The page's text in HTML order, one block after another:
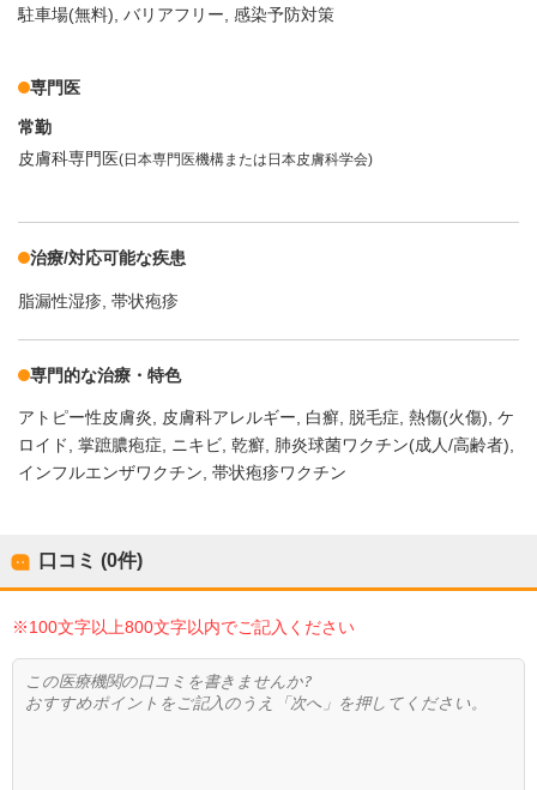
駐車場(無料) バリアフリー 感染予防対策
専門医
常勤
皮膚科専門医(日本専門医機構または日本皮膚科学会)
治療/対応可能な疾患
脂漏性湿疹 帯状疱疹
専門的な治療・特色
アトピー性皮膚炎 皮膚科アレルギー 白癬 脱毛症 熱傷(火傷) ケ
ロイド
掌蹠膿疱症 ニキビ 乾癬 肺炎球菌ワクチン(成人/高齢者)
インフルエンザワクチン 帯状疱疹ワクチン
口コミ (0件)
※100文字以上800文字以内でご記入ください